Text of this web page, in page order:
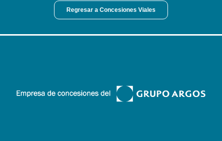
Regresar a Concesiones Viales